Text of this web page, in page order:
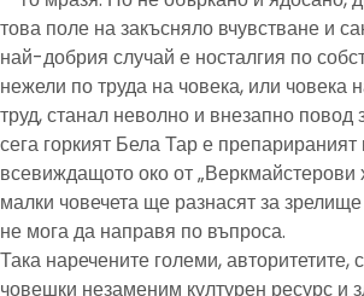
това поле на закъсняло вчувстване и
най-добрия случай е носталгия по
нежели по труда на човека, или човека
труд, станал неволно и внезапно повод
сега горкият Бела Тар е препарираният
всевиждащото око от „Веркмайстерови
малки човечета ще разнасят за
не мога да направя по въпроса.
Така наречените големи, авторитетите,
човешки незаменим културен ресурс и